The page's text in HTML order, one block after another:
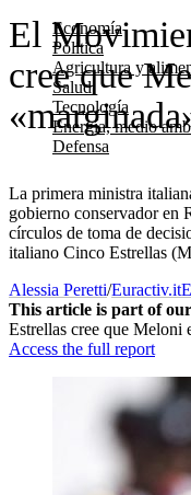
Economía
Política
Agricultura y
Salud
Tecnología
Energía, medio
Defensa
El
cree que
La primera ministra
gobierno conservador en
círculos de toma de
italiano Cinco Estrellas
Alessia Peretti/Euractiv.it
This article is part of
Estrellas cree que Meloni
Access the full report